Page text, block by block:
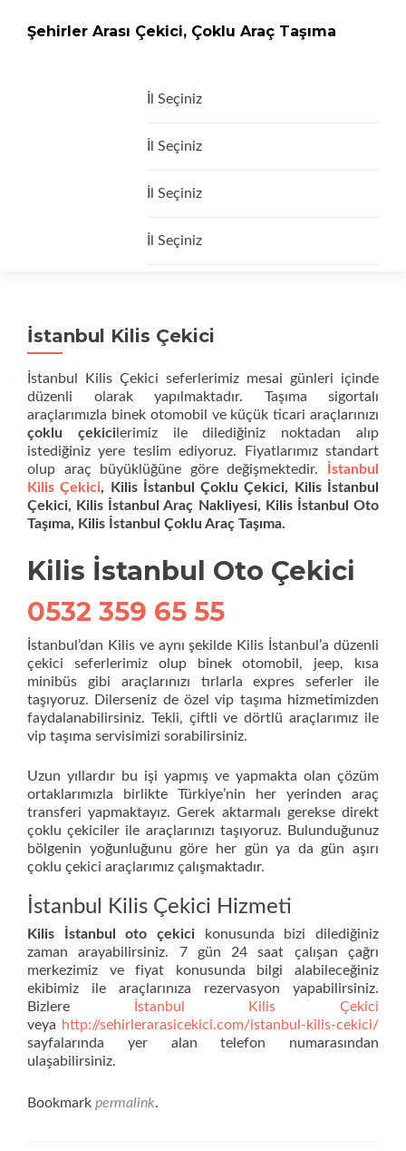
Şehirler Arası Çekici, Çoklu Araç Taşıma
geç
İl Seçiniz
İl Seçiniz
İl Seçiniz
İl Seçiniz
İstanbul Kilis Çekici
İstanbul Kilis Çekici seferlerimiz mesai günleri içinde
düzenli olarak yapılmaktadır. Taşıma sigortalı
araçlarımızla binek otomobil ve küçük ticari araçlarınızı
çoklu çekicilerimiz ile dilediğiniz noktadan alıp
istediğiniz yere teslim ediyoruz. Fiyatlarımız standart
olup araç büyüklüğüne göre değişmektedir.
İstanbul
Kilis Çekici, Kilis İstanbul Çoklu Çekici, Kilis İstanbul
Çekici, Kilis İstanbul Araç Nakliyesi, Kilis İstanbul Oto
Taşıma, Kilis İstanbul Çoklu Araç Taşıma.
Kilis İstanbul Oto Çekici
0532 359 65 55
İstanbul’dan Kilis ve aynı şekilde Kilis İstanbul’a düzenli
çekici seferlerimiz olup binek otomobil, jeep, kısa
minibüs gibi araçlarınızı tırlarla expres seferler ile
taşıyoruz. Dilerseniz de özel vip taşıma hizmetimizden
faydalanabilirsiniz. Tekli, çiftli ve dörtlü araçlarımız ile
vip taşıma servisimizi sorabilirsiniz.
Uzun yıllardır bu işi yapmış ve yapmakta olan çözüm
ortaklarımızla birlikte Türkiye’nin her yerinden araç
transferi yapmaktayız. Gerek aktarmalı gerekse direkt
çoklu çekiciler ile araçlarınızı taşıyoruz. Bulunduğunuz
bölgenin yoğunluğunu göre her gün ya da gün aşırı
çoklu çekici araçlarımız çalışmaktadır.
İstanbul Kilis Çekici Hizmeti
Kilis İstanbul oto çekici konusunda bizi dilediğiniz
zaman arayabilirsiniz. 7 gün 24 saat çalışan çağrı
merkezimiz ve fiyat konusunda bilgi alabileceğiniz
ekibimiz ile araçlarınıza rezervasyon yapabilirsiniz.
Bizlere
İstanbul Kilis Çekici
veya http://sehirlerarasicekici.com/istanbul-kilis-cekici/
sayfalarında yer alan telefon numarasından
ulaşabilirsiniz.
Bookmark permalink.